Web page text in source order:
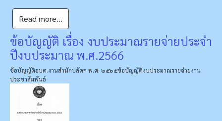
Read more...
ข้อบัญญัติ เรื่อง งบประมาณรายจ่ายประจํา
ปีงบประมาณ พ.ศ.2566
ข้อบัญญัติอบต.งานสำนักปลัดฯ พ.ศ. ๒๕๖๕ข้อบัญญัติงบประมาณรายจ่ายงาน
ประชาสัมพันธ์